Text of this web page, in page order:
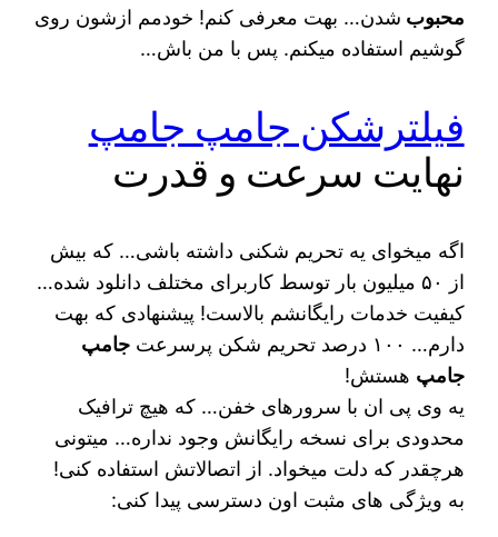
محبوب شدن… بهت معرفی کنم! خودمم ازشون روی
گوشیم استفاده میکنم. پس با من باش…
فیلترشکن جامپ جامپ
نهایت سرعت و قدرت
اگه میخوای یه تحریم شکنی داشته باشی… که بیش
از ۵۰ میلیون بار توسط کاربرای مختلف دانلود شده…
کیفیت خدمات رایگانشم بالاست! پیشنهادی که بهت
دارم… ۱۰۰ درصد تحریم شکن پرسرعت
جامپ
جامپ هستش!
یه وی پی ان با سرورهای خفن… که هیچ ترافیک
محدودی برای نسخه رایگانش وجود نداره… میتونی
هرچقدر که دلت میخواد. از اتصالاتش استفاده کنی!
به ویژگی های مثبت اون دسترسی پیدا کنی: